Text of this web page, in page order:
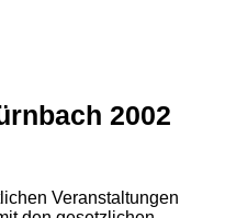
2002
Veranstaltungen